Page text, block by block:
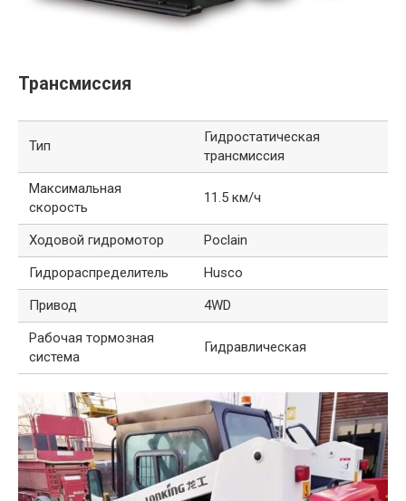
Трансмиссия
Тип
Гидростатическая
трансмиссия
Максимальная
скорость
11.5 км/ч
Ходовой гидромотор
Poclain
Гидрораспределитель
Husco
Привод
4WD
Рабочая тормозная
система
Гидравлическая